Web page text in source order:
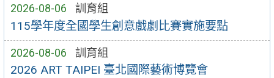
2026-08-06 訓育組
115學年度全國學生創意戲劇比賽實施要點
2026-08-06 訓育組
2026 ART TAIPEI 臺北國際藝術博覽會